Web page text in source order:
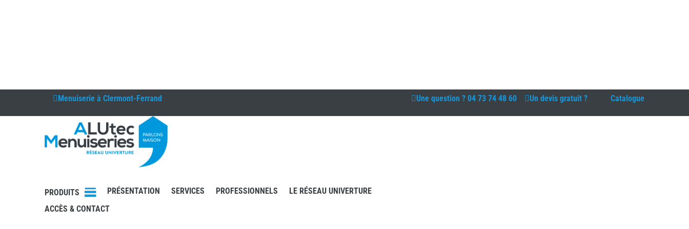
Menuiserie à Clermont-Ferrand Une question ? 04 73 74 48 60 Un devis gratuit ? Catalogue
PRODUITS PRÉSENTATION SERVICES PROFESSIONNELS
LE RÉSEAU UNIVERTURE
ACCÈS & CONTACT